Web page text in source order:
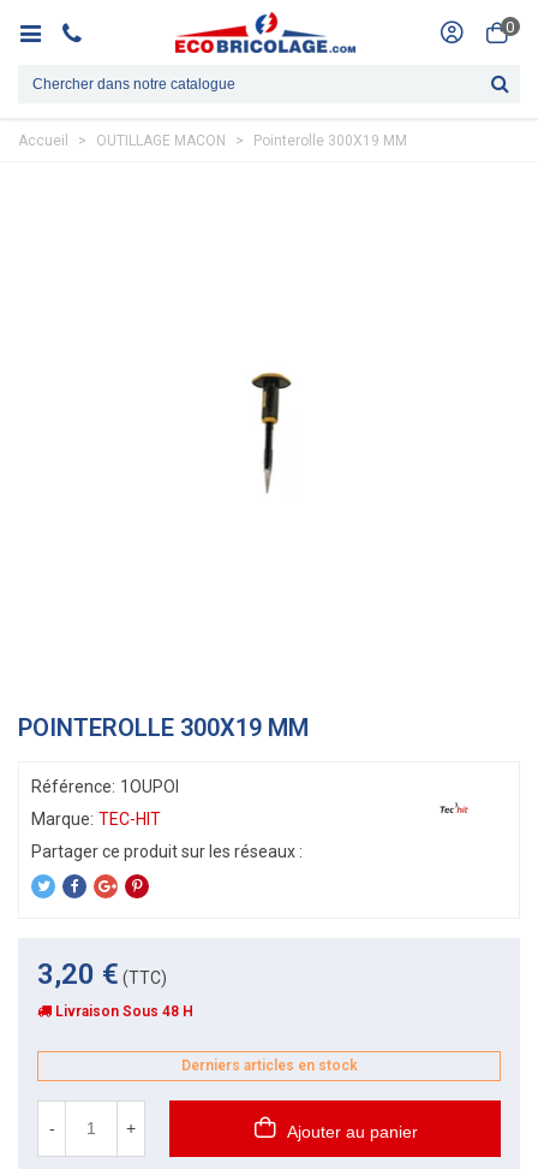
0
Accueil > OUTILLAGE MACON > Pointerolle 300X19 MM
POINTEROLLE 300X19 MM
Référence: 1OUPOI
Marque: TEC-HIT
3,20 € (TTC)
Livraison Sous 48 H
Derniers articles en stock
- + Ajouter au panier